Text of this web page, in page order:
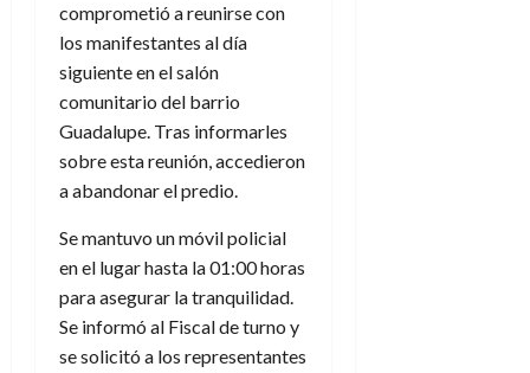
comprometió a reunirse con
los manifestantes al día
siguiente en el salón
comunitario del barrio
Guadalupe. Tras informarles
sobre esta reunión, accedieron
a abandonar el predio.
Se mantuvo un móvil policial
en el lugar hasta la 01:00 horas
para asegurar la tranquilidad.
Se informó al Fiscal de turno y
se solicitó a los representantes